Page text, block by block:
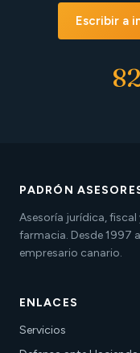
Escribir a
PADRÓN
Asesoría jurídica,
farmacia. Desde 1997
empresario canario.
ENLACES
Servicios